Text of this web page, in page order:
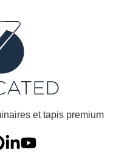
et tapis premium